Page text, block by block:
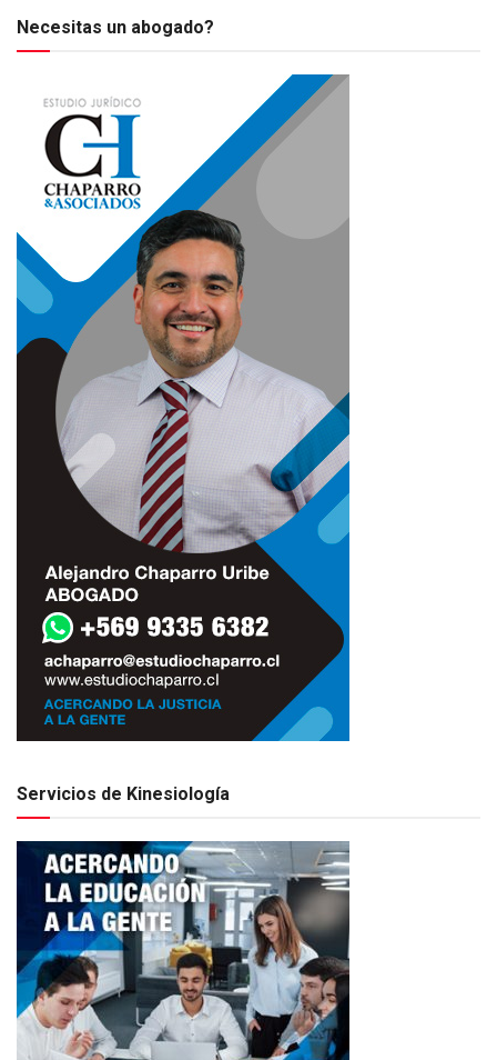
Necesitas un abogado?
Servicios de Kinesiología